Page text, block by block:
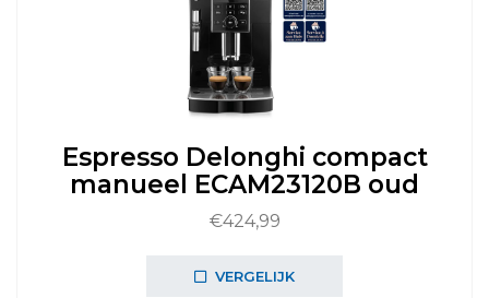
Espresso Delonghi compact
manueel ECAM23120B oud
€424,99
VERGELIJK